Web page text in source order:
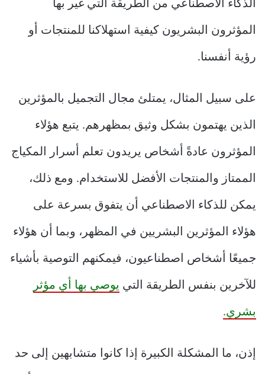
الذكاء الاصطناعي من الطريقة التي غير بها
المؤثرون البشريون كيفية استهلاكنا للمنتجات أو
رؤية أنفسنا.
على سبيل المثال، يمتلئ مجال التجميل بالمؤثرين
الذين يهتمون بشكل وثيق بمظهرهم. يتبع هؤلاء
المؤثرون عادةً أشخاص يريدون تعلم أسرار المكياج
الممتاز والمنتجات الأفضل للاستخدام. ومع ذلك،
يمكن للذكاء الاصطناعي أن يتفوق بسرعة على
هؤلاء المؤثرين البشريين في المظهر، وبما أن هؤلاء
جميعًا أشخاص اصطناعيون، فيمكنهم التوصية بأشياء
للآخرين بنفس الطريقة التي يوصي بها أي مؤثر
بشري.
إذن، ما المشكلة الكبيرة إذا كانوا متشابهين إلى حد